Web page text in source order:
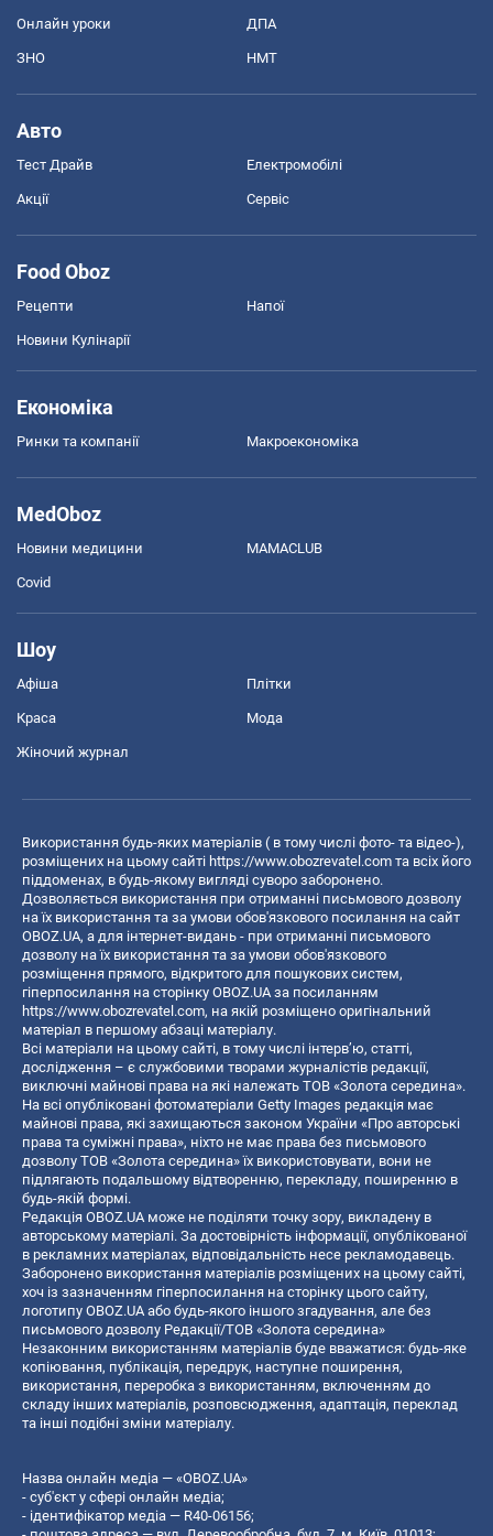
Онлайн уроки ДПА
ЗНО НМТ
Авто
Тест Драйв Електромобілі
Акції Сервіс
Food Oboz
Рецепти Напої
Новини Кулінарії
Економіка
Ринки та компанії Макроекономіка
MedOboz
Новини медицини MAMACLUB
Covid
Шоу
Афіша Плітки
Краса Мода
Жіночий журнал
Використання будь-яких матеріалів ( в тому числі фото- та відео-),
розміщених на цьому сайті https://www.obozrevatel.com та всіх його
піддоменах, в будь-якому вигляді суворо заборонено.
Дозволяється використання при отриманні письмового дозволу
на їх використання та за умови обов'язкового посилання на сайт
OBOZ.UA, а для інтернет-видань - при отриманні письмового
дозволу на їх використання та за умови обов'язкового
розміщення прямого, відкритого для пошукових систем,
гіперпосилання на сторінку OBOZ.UA за посиланням
https://www.obozrevatel.com, на якій розміщено оригінальний
матеріал в першому абзаці матеріалу.
Всі матеріали на цьому сайті, в тому числі інтерв’ю, статті,
дослідження – є службовими творами журналістів редакції,
виключні майнові права на які належать ТОВ «Золота середина».
На всі опубліковані фотоматеріали Getty Images редакція має
майнові права, які захищаються законом України «Про авторські
права та суміжні права», ніхто не має права без письмового
дозволу ТОВ «Золота середина» їх використовувати, вони не
підлягають подальшому відтворенню, перекладу, поширенню в
будь-якій формі.
Редакція OBOZ.UA може не поділяти точку зору, викладену в
авторському матеріалі. За достовірність інформації, опублікованої
в рекламних матеріалах, відповідальність несе рекламодавець.
Заборонено використання матеріалів розміщених на цьому сайті,
хоч із зазначенням гіперпосилання на сторінку цього сайту,
логотипу OBOZ.UA або будь-якого іншого згадування, але без
письмового дозволу Редакції/ТОВ «Золота середина»
Незаконним використанням матеріалів буде вважатися: будь-яке
копiювання, публiкацiя, передрук, наступне поширення,
використання, переробка з використанням, включенням до
складу інших матеріалів, розповсюдження, адаптація, переклад
та інші подібні зміни матеріалу.
Назва онлайн медіа — «OBOZ.UA»
- суб'єкт у сфері онлайн медіа;
- ідентифікатор медіа — R40-06156;